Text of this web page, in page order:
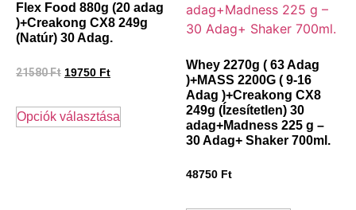
Flex Food 880g (20 adag
)+Creakong CX8 249g
(Natúr) 30 Adag.
21580Ft 19750 Ft
Opciók választása
Whey 2270g ( 63 Adag
)+MASS 2200G ( 9-16
Adag )+Creakong CX8
249g (Ízesítetlen) 30
adag+Madness 225 g –
30 Adag+ Shaker 700ml.
48750 Ft